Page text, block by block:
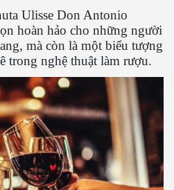
Ulisse Don Antonio
hoàn hảo cho những người
mà còn là một biểu tượng
trong nghệ thuật làm rượu.